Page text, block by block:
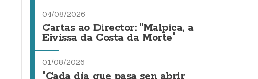
04/08/2026
Cartas ao Director: "Malpica, a
Eivissa da Costa da Morte"
01/08/2026
"Cada día que pasa sen abrir